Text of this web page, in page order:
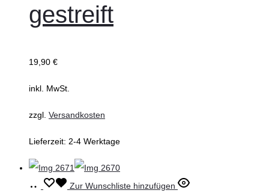
Optionen
können
der
werden
gestreift
19,90 €
inkl. MwSt.
zzgl. Versandkosten
Lieferzeit: 2-4 Werktage
Ausführung
Dieses Zur Wunschliste hinzufügen